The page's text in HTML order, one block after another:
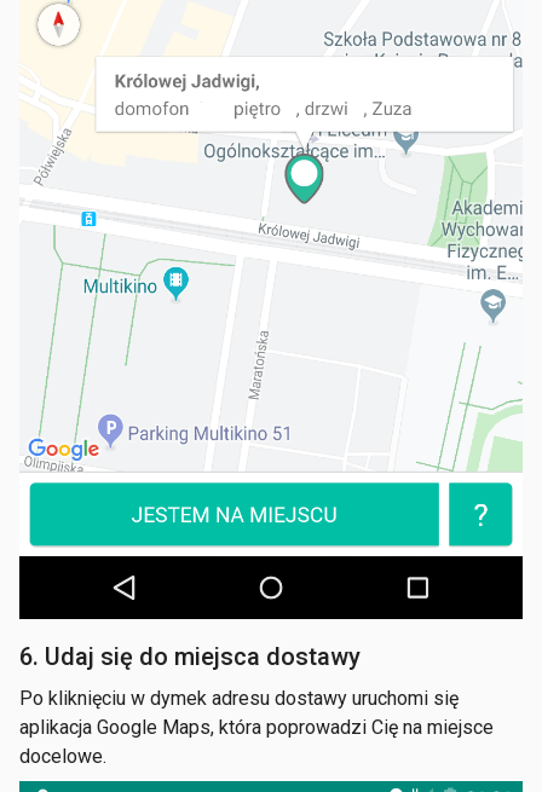
6. Udaj się do miejsca dostawy
Po kliknięciu w dymek adresu dostawy uruchomi się
aplikacja Google Maps, która poprowadzi Cię na miejsce
docelowe.